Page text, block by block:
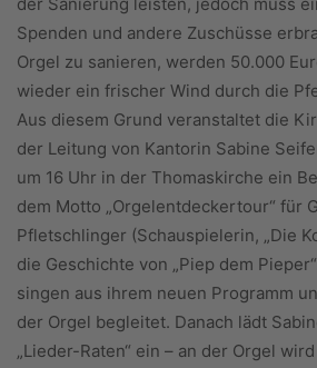
der Sanierung leisten, jedoch muss
Spenden und andere Zuschüsse
Orgel zu sanieren, werden 50.000
wieder ein frischer Wind durch die
Aus diesem Grund veranstaltet die
der Leitung von Kantorin Sabine
um 16 Uhr in der Thomaskirche ein
dem Motto „Orgelentdeckertour“ für
Pfletschlinger (Schauspielerin, „Die
die Geschichte von „Piep dem
singen aus ihrem neuen Programm
der Orgel begleitet. Danach lädt
„Lieder-Raten“ ein – an der Orgel